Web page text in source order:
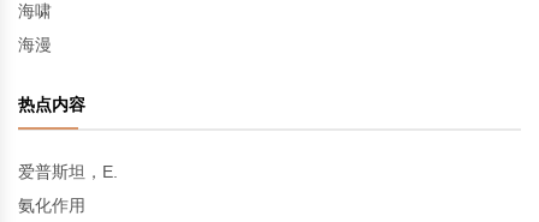
海啸
海漫
热点内容
爱普斯坦，E.
氨化作用